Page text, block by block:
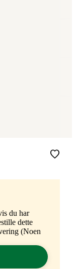
du har
dette
(Noen